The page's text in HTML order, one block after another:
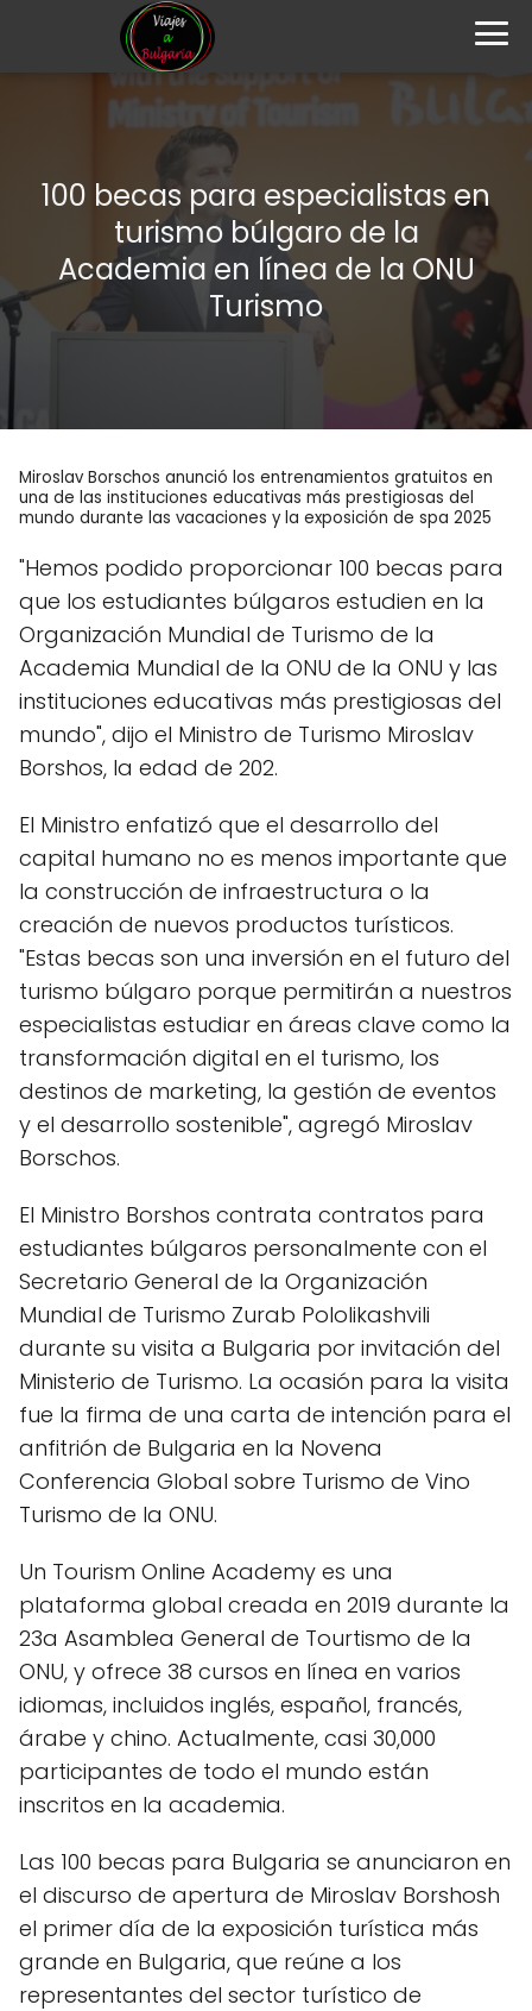
100 becas para especialistas en
turismo búlgaro de la
Academia en línea de la ONU
Turismo
Miroslav Borschos anunció los entrenamientos gratuitos en
una de las instituciones educativas más prestigiosas del
mundo durante las vacaciones y la exposición de spa 2025
"Hemos podido proporcionar 100 becas para
que los estudiantes búlgaros estudien en la
Organización Mundial de Turismo de la
Academia Mundial de la ONU de la ONU y las
instituciones educativas más prestigiosas del
mundo", dijo el Ministro de Turismo Miroslav
Borshos, la edad de 202.
El Ministro enfatizó que el desarrollo del
capital humano no es menos importante que
la construcción de infraestructura o la
creación de nuevos productos turísticos.
"Estas becas son una inversión en el futuro del
turismo búlgaro porque permitirán a nuestros
especialistas estudiar en áreas clave como la
transformación digital en el turismo, los
destinos de marketing, la gestión de eventos
y el desarrollo sostenible", agregó Miroslav
Borschos.
El Ministro Borshos contrata contratos para
estudiantes búlgaros personalmente con el
Secretario General de la Organización
Mundial de Turismo Zurab Pololikashvili
durante su visita a Bulgaria por invitación del
Ministerio de Turismo. La ocasión para la visita
fue la firma de una carta de intención para el
anfitrión de Bulgaria en la Novena
Conferencia Global sobre Turismo de Vino
Turismo de la ONU.
Un Tourism Online Academy es una
plataforma global creada en 2019 durante la
23a Asamblea General de Tourtismo de la
ONU, y ofrece 38 cursos en línea en varios
idiomas, incluidos inglés, español, francés,
árabe y chino. Actualmente, casi 30,000
participantes de todo el mundo están
inscritos en la academia.
Las 100 becas para Bulgaria se anunciaron en
el discurso de apertura de Miroslav Borshosh
el primer día de la exposición turística más
grande en Bulgaria, que reúne a los
representantes del sector turístico de